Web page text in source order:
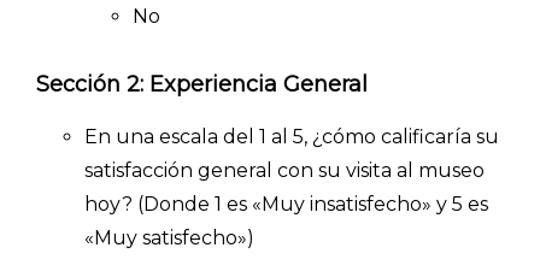
No
Sección 2: Experiencia General
En una escala del 1 al 5, ¿cómo calificaría su
satisfacción general con su visita al museo
hoy? (Donde 1 es «Muy insatisfecho» y 5 es
«Muy satisfecho»)